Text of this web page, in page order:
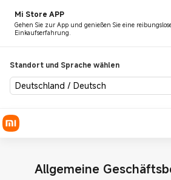
Mi Store APP
Gehen Sie zur App und genießen Sie eine
Einkaufserfahrung.
Standort und Sprache wählen
Deutschland / Deutsch
Allgemeine